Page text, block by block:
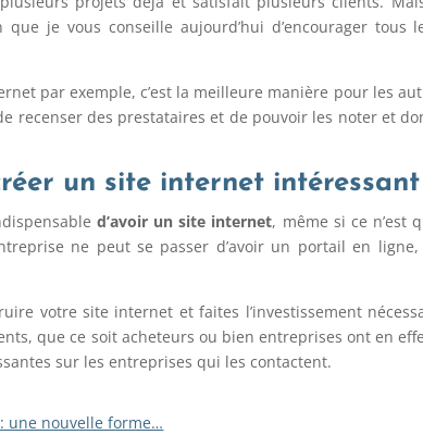
que je vous conseille aujourd’hui d’encourager
par exemple, c’est la meilleure manière pour les
recenser des prestataires et de pouvoir les noter et
un site internet intéressant
d’avoir un site internet, même si ce n’est
ne peut se passer d’avoir un portail en
votre site internet et faites l’investissement
que ce soit acheteurs ou bien entreprises ont en
sur les entreprises qui les contactent.
: une nouvelle forme…